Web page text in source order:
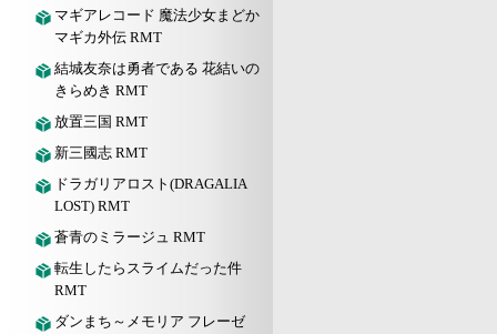
マギアレコード 魔法少女まどか
マギカ外伝 RMT
結城友奈は勇者である 花結いの
きらめき RMT
放置三国 RMT
新三國志 RMT
ドラガリアロスト(DRAGALIA
LOST) RMT
蒼青のミラージュ RMT
転生したらスライムだった件
RMT
ダンまち～メモリア フレーゼ